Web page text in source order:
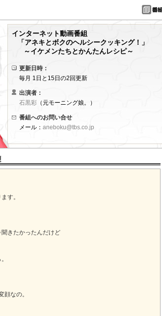
インターネット動画番組
「アネキとボクのヘルシークッキング！」
～イケメンたちとかんたんレシピ～
更新日時：
毎月 1日と15日の2回更新
出演者：
石黒彩 （元モーニング娘。）
番組へのお問い合せ
メール： aneboku@tbs.co.jp
す。
きたかったんだけど
顔なの。